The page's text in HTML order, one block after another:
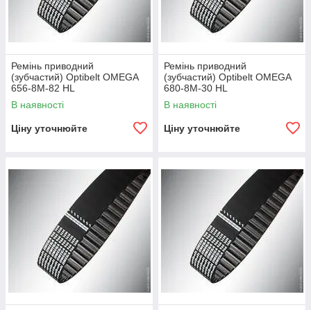
Ремінь приводний
(зубчастий) Optibelt OMEGA
656-8M-82 HL
В наявності
Ціну уточнюйте
Ремінь приводний
(зубчастий) Optibelt OMEGA
680-8M-30 HL
В наявності
Ціну уточнюйте